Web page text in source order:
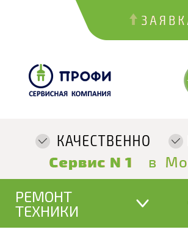
РЕМОНТ
ТЕХНИКИ